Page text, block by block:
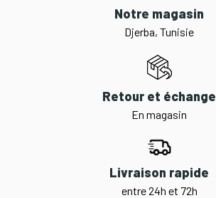
Notre magasin
Djerba, Tunisie
Retour et échange
En magasin
Livraison rapide
entre 24h et 72h